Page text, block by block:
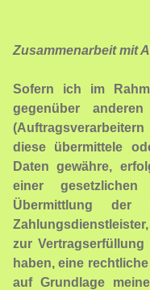
Zusammenarbeit mit
Sofern ich im
gegenüber
diese übermittele
Daten gewähre,
einer
Übermittlung
zur
haben, eine
auf Grundlage